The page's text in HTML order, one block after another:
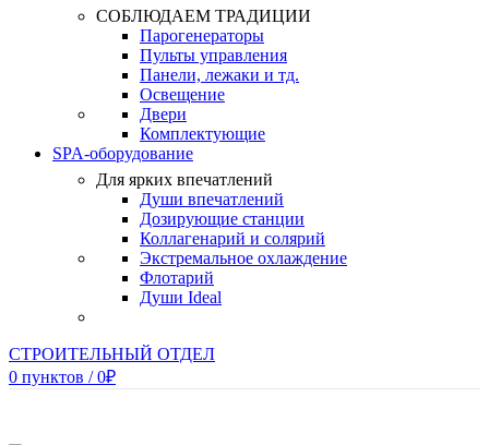
СОБЛЮДАЕМ ТРАДИЦИИ
Парогенераторы
Пульты управления
Панели, лежаки и тд.
Освещение
Двери
Комплектующие
SPA-оборудование
Для ярких впечатлений
Души впечатлений
Дозирующие станции
Коллагенарий и солярий
Экстремальное охлаждение
Флотарий
Души Ideal
СТРОИТЕЛЬНЫЙ ОТДЕЛ
0 пунктов / 0₽